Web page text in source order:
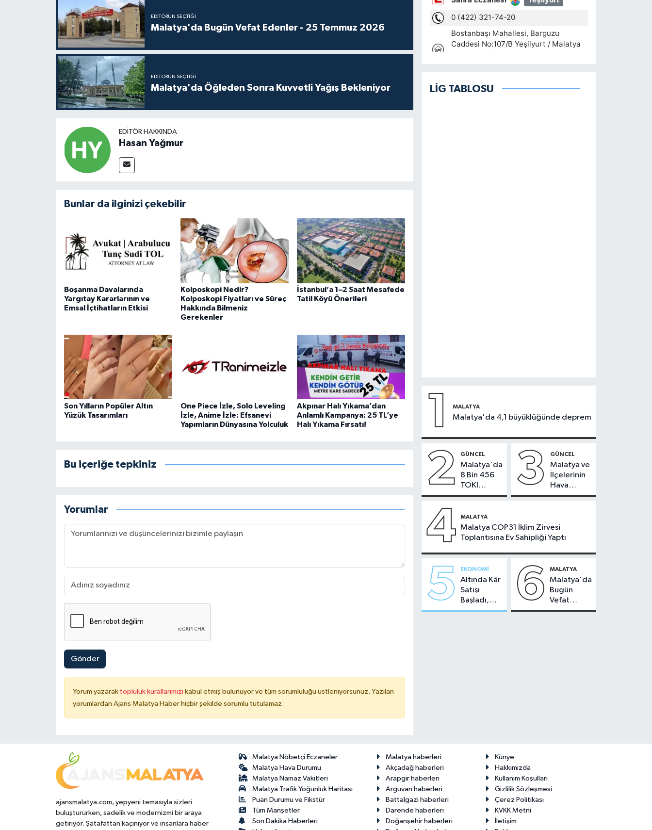
EDITÖRÜN SEÇTIĞI
Malatya'da Bugün Vefat Edenler - 25 Temmuz 2026
EDITÖRÜN SEÇTIĞI
Malatya'da Öğleden Sonra Kuvvetli Yağış Bekleniyor
EDITÖR HAKKINDA
Hasan Yağmur
Bunlar da ilginizi çekebilir
Boşanma Davalarında
Yargıtay Kararlarının ve
Emsal İçtihatların Etkisi
Kolposkopi Nedir?
Kolposkopi Fiyatları ve Süreç
Hakkında Bilmeniz
Gerekenler
İstanbul’a 1–2 Saat Mesafede
Tatil Köyü Önerileri
Son Yılların Popüler Altın
Yüzük Tasarımları
One Piece İzle, Solo Leveling
İzle, Anime İzle: Efsanevi
Yapımların Dünyasına Yolculuk
Akpınar Halı Yıkama’dan
Anlamlı Kampanya: 25 TL’ye
Halı Yıkama Fırsatı!
Bu içeriğe tepkiniz
Yorumlar
Gönder
Yorum yazarak topluluk kurallarımızı kabul etmiş bulunuyor ve tüm sorumluluğu üstleniyorsunuz. Yazılan
yorumlardan Ajans Malatya Haber hiçbir şekilde sorumlu tutulamaz.
LİG TABLOSU
1 MALATYA
Malatya'da 4,1 büyüklüğünde deprem
2 GÜNCEL
Malatya'da
8 Bin 456
TOKİ
Konutunun
Bugün
Çekiliyor
3 GÜNCEL
Malatya ve
İlçelerinin
Hava
Durumu -
2026
4 MALATYA
Malatya COP31 İklim Zirvesi
Toplantısına Ev Sahipliği Yaptı
5 EKONOMI
Altında Kâr
Satışı
Başladı,
Malatya'da
6 MALATYA
Malatya'da
Bugün
Vefat
Edenler -
ajansmalatya.com, yepyeni temasıyla sizleri
buluştururken, sadelik ve modernizmi bir araya
getiriyor. Şatafattan kaçınıyor ve insanlara haber
Malatya Nöbetçi Eczaneler
Malatya Hava Durumu
Malatya Namaz Vakitleri
Malatya Trafik Yoğunluk Haritası
Puan Durumu ve Fikstür
Tüm Manşetler
Son Dakika Haberleri
Malatya haberleri
Künye
Akçadağ haberleri
Hakkımızda
Arapgir haberleri
Kullanım Koşulları
Arguvan haberleri
Gizlilik Sözleşmesi
Battalgazi haberleri
Çerez Politikası
Darende haberleri
KVKK Metni
Doğanşehir haberleri
İletişim